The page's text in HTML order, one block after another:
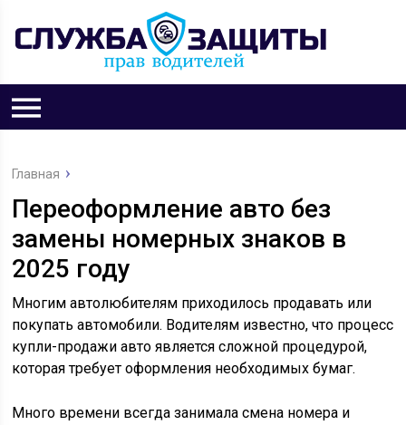
Главная
Переоформление авто без
замены номерных знаков в
2025 году
Многим автолюбителям приходилось продавать или
покупать автомобили. Водителям известно, что процесс
купли-продажи авто является сложной процедурой,
которая требует оформления необходимых бумаг.
Много времени всегда занимала смена номера и